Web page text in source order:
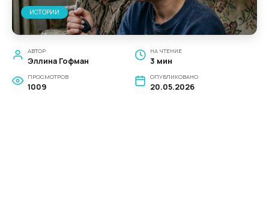
ИСТОРИИ
АВТОР
Эллина Гофман
НА ЧТЕНИЕ
3 мин
ПРОСМОТРОВ
1009
ОПУБЛИКОВАНО
20.05.2026